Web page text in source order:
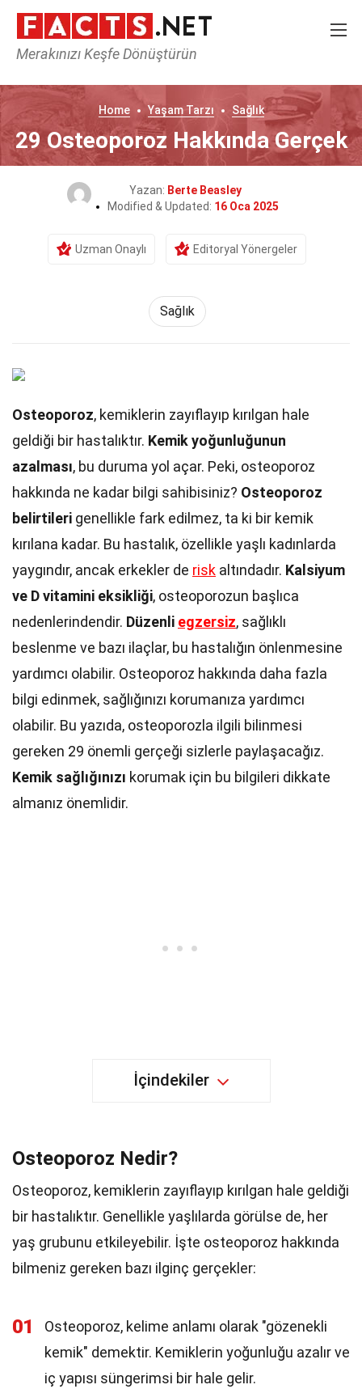
Merakınızı Keşfe Dönüştürün
Home Yaşam Tarzı Sağlık
29 Osteoporoz Hakkında Gerçek
Yazan: Berte Beasley
Modified & Updated: 16 Oca 2025
Uzman Onaylı Editoryal Yönergeler
Sağlık
Osteoporoz, kemiklerin zayıflayıp kırılgan hale
geldiği bir hastalıktır. Kemik yoğunluğunun
azalması, bu duruma yol açar. Peki, osteoporoz
hakkında ne kadar bilgi sahibisiniz? Osteoporoz
belirtileri genellikle fark edilmez, ta ki bir kemik
kırılana kadar. Bu hastalık, özellikle yaşlı kadınlarda
yaygındır, ancak erkekler de risk altındadır. Kalsiyum
ve D vitamini eksikliği, osteoporozun başlıca
nedenlerindendir. Düzenli egzersiz, sağlıklı
beslenme ve bazı ilaçlar, bu hastalığın önlenmesine
yardımcı olabilir. Osteoporoz hakkında daha fazla
bilgi edinmek, sağlığınızı korumanıza yardımcı
olabilir. Bu yazıda, osteoporozla ilgili bilinmesi
gereken 29 önemli gerçeği sizlerle paylaşacağız.
Kemik sağlığınızı korumak için bu bilgileri dikkate
almanız önemlidir.
İçindekiler
Osteoporoz Nedir?
Osteoporoz, kemiklerin zayıflayıp kırılgan hale geldiği
bir hastalıktır. Genellikle yaşlılarda görülse de, her
yaş grubunu etkileyebilir. İşte osteoporoz hakkında
bilmeniz gereken bazı ilginç gerçekler:
01
Osteoporoz, kelime anlamı olarak "gözenekli
kemik" demektir. Kemiklerin yoğunluğu azalır ve
iç yapısı süngerimsi bir hale gelir.